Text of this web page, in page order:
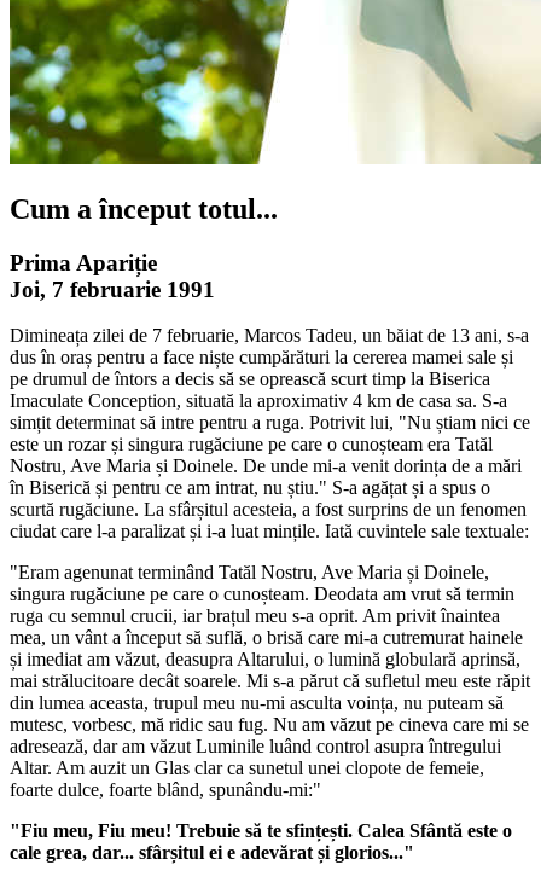
Cum a început totul...
Prima Apariție
Joi, 7 februarie 1991
Dimineața zilei de 7 februarie, Marcos Tadeu, un băiat de 13 ani, s-a
dus în oraș pentru a face niște cumpărături la cererea mamei sale și
pe drumul de întors a decis să se oprească scurt timp la Biserica
Imaculate Conception, situată la aproximativ 4 km de casa sa. S-a
simțit determinat să intre pentru a ruga. Potrivit lui, "Nu știam nici ce
este un rozar și singura rugăciune pe care o cunoșteam era Tatăl
Nostru, Ave Maria și Doinele. De unde mi-a venit dorința de a mări
în Biserică și pentru ce am intrat, nu știu." S-a agățat și a spus o
scurtă rugăciune. La sfârșitul acesteia, a fost surprins de un fenomen
ciudat care l-a paralizat și i-a luat mințile. Iată cuvintele sale textuale:
"Eram agenunat terminând Tatăl Nostru, Ave Maria și Doinele,
singura rugăciune pe care o cunoșteam. Deodata am vrut să termin
ruga cu semnul crucii, iar brațul meu s-a oprit. Am privit înaintea
mea, un vânt a început să suflă, o brisă care mi-a cutremurat hainele
și imediat am văzut, deasupra Altarului, o lumină globulară aprinsă,
mai strălucitoare decât soarele. Mi s-a părut că sufletul meu este răpit
din lumea aceasta, trupul meu nu-mi asculta voința, nu puteam să
mutesc, vorbesc, mă ridic sau fug. Nu am văzut pe cineva care mi se
adresează, dar am văzut Luminile luând control asupra întregului
Altar. Am auzit un Glas clar ca sunetul unei clopote de femeie,
foarte dulce, foarte blând, spunându-mi:"
"Fiu meu, Fiu meu! Trebuie să te sfințești. Calea Sfântă este o
cale grea, dar... sfârșitul ei e adevărat și glorios..."